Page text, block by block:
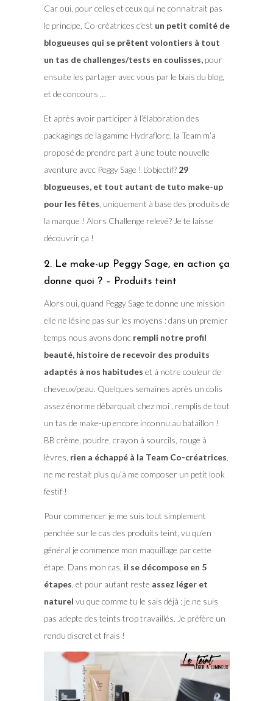
Car oui, pour celles et ceux qui ne connaitrait pas
le principe, Co-créatrices c’est un petit comité de
blogueuses qui se prêtent volontiers à tout
un tas de challenges/tests en coulisses,pour
ensuite les partager avec vous par le biais du blog,
et de concours …
Et après avoir participer à l’élaboration des
packagings de la gamme Hydraflore, la Team m’a
proposé de prendre part à une toute nouvelle
aventure avec Peggy Sage ! L’objectif?29
blogueuses, et tout autant de tuto make-up
pour les fêtes , uniquement à base des produits de
la marque ! Alors Challenge relevé? Je te laisse
découvrir ça !
2. Le make-up Peggy Sage, en action ça
donne quoi ? – Produits teint
Alors oui, quand Peggy Sage te donne une mission
elle ne lésine pas sur les moyens : dans un premier
temps nous avons donc rempli notre profil
beauté, histoire de recevoir des produits
adaptés à nos habitudes et à notre couleur de
cheveux/peau. Quelques semaines après un colis
assez énorme débarquait chez moi , remplis de tout
un tas de make-up encore inconnu au bataillon !
BB crème, poudre, crayon à sourcils, rouge à
lèvres, rien a échappé à la Team Co-créatrices
ne me restait plus qu’à me composer un petit look
festif !
Pour commencer je me suis tout simplement
penchée sur le cas des produits teint, vu qu’en
général je commence mon maquillage par cette
étape. Dans mon cas, il se décompose en 5
étapes , et pour autant reste assez léger et
naturel vu que comme tu le sais déjà : je ne suis
pas adepte des teints trop travaillés. Je préfère un
rendu discret et frais !